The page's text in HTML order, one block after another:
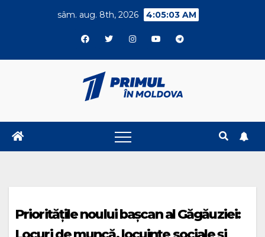
sâm. aug. 8th, 2026 4:05:04 AM
Prioritățile noului bașcan al Găgăuziei: